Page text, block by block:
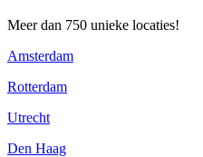
Meer dan 750 unieke locaties!
Amsterdam
Rotterdam
Utrecht
Den Haag